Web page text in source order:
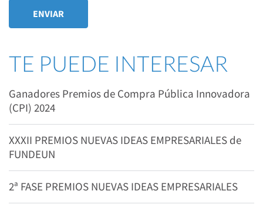
TE PUEDE INTERESAR
Ganadores Premios de Compra Pública Innovadora
(CPI) 2024
XXXII PREMIOS NUEVAS IDEAS EMPRESARIALES de
FUNDEUN
2ª FASE PREMIOS NUEVAS IDEAS EMPRESARIALES